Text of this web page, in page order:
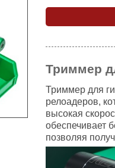
Триммер
Триммер для
релоадеров,
высокая
обеспечивает
позволяя